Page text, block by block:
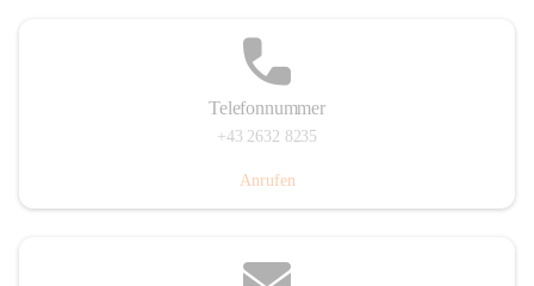
Telefonnummer
+43 2632 8235
Anrufen